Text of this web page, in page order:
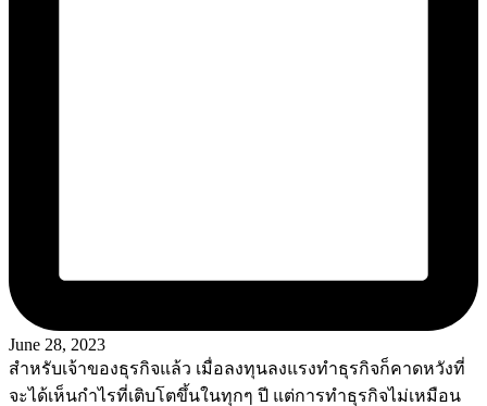
June 28, 2023
สำหรับเจ้าของธุรกิจแล้ว เมื่อลงทุนลงแรงทำธุรกิจก็คาดหวังที่
จะได้เห็นกำไรที่เติบโตขึ้นในทุกๆ ปี แต่การทำธุรกิจไม่เหมือน